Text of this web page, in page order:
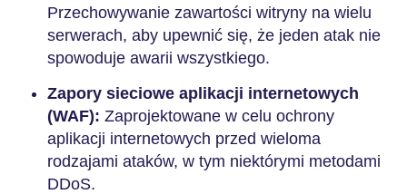
Przechowywanie zawartości witryny na wielu
serwerach, aby upewnić się, że jeden atak nie
spowoduje awarii wszystkiego.
Zapory sieciowe aplikacji internetowych
(WAF): Zaprojektowane w celu ochrony
aplikacji internetowych przed wieloma
rodzajami ataków, w tym niektórymi metodami
DDoS.